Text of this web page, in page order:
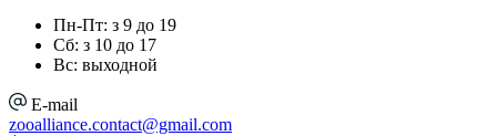
Пн-Пт: з 9 до 19
Сб: з 10 до 17
Вс: выходной
E-mail
zooalliance.contact@gmail.com